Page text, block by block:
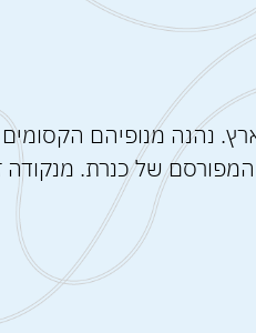
נהנה מנופיהם
של כנרת. מנקודה